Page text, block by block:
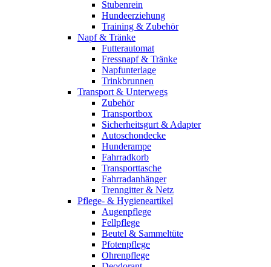
Stubenrein
Hundeerziehung
Training & Zubehör
Napf & Tränke
Futterautomat
Fressnapf & Tränke
Napfunterlage
Trinkbrunnen
Transport & Unterwegs
Zubehör
Transportbox
Sicherheitsgurt & Adapter
Autoschondecke
Hunderampe
Fahrradkorb
Transporttasche
Fahrradanhänger
Trenngitter & Netz
Pflege- & Hygieneartikel
Augenpflege
Fellpflege
Beutel & Sammeltüte
Pfotenpflege
Ohrenpflege